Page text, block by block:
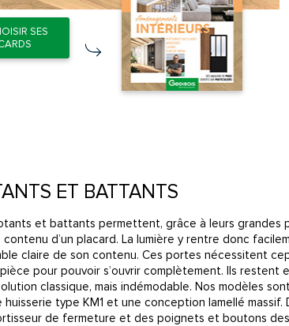
SES
ET BATTANTS
et battants permettent, grâce à leurs grandes
d’un placard. La lumière y rentre donc
claire de son contenu. Ces portes nécessitent
pour pouvoir s’ouvrir complètement. Ils restent
classique, mais indémodable. Nos modèles
huisserie type KM1 et une conception lamellé massif.
de fermeture et des poignets et boutons